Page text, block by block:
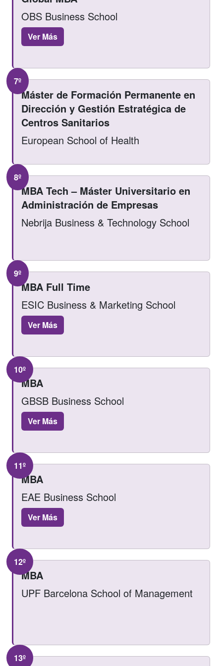
OBS Business School
Ver Más
7º
Máster de Formación Permanente en
Dirección y Gestión Estratégica de
Centros Sanitarios
European School of Health
8º
MBA Tech – Máster Universitario en
Administración de Empresas
Nebrija Business & Technology School
9º
MBA Full Time
ESIC Business & Marketing School
Ver Más
10º
MBA
GBSB Business School
Ver Más
11º
MBA
EAE Business School
Ver Más
12º
MBA
UPF Barcelona School of Management
13º